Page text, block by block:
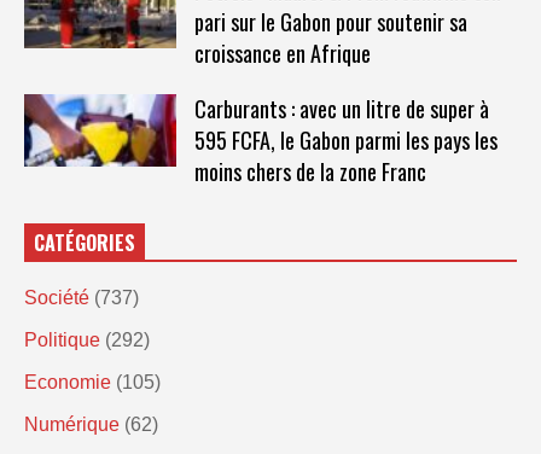
pari sur le Gabon pour soutenir sa
croissance en Afrique
Carburants : avec un litre de super à
595 FCFA, le Gabon parmi les pays les
moins chers de la zone Franc
CATÉGORIES
Société (737)
Politique (292)
Economie (105)
Numérique (62)